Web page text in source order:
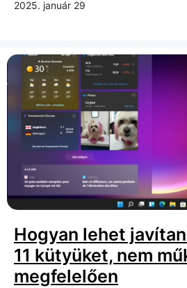
2025. január 29
Hogyan lehet
11 kütyüket, nem
megfelelően